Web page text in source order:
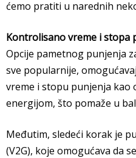
ćemo pratiti u narednih
Kontrolisano vreme i stopa
Opcije pametnog punjenja
sve popularnije,
vreme i stopu punjenja kao
energijom, što pomaže u
Međutim, sledeći korak je
(V2G), koje omogućava da